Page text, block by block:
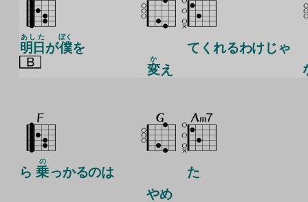
明日
あした
が僕
ぼく
を
変
か
え
てくれるわけじゃ
ら乗
の
っかるのは
やめ
た